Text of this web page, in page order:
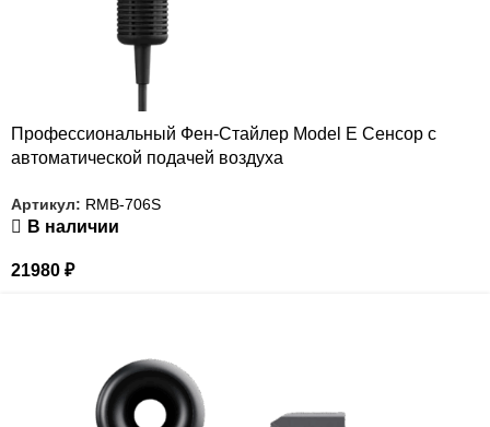
Профессиональный Фен-Стайлер Model Е Сенсор с
автоматической подачей воздуха
Артикул: RMB-706S
В наличии
21980 ₽